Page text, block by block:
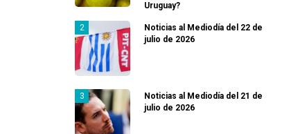
Uruguay?
Noticias al Mediodía del 22 de
julio de 2026
Noticias al Mediodía del 21 de
julio de 2026